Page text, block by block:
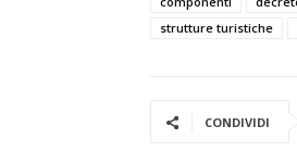
strutture turistiche
CONDIVIDI